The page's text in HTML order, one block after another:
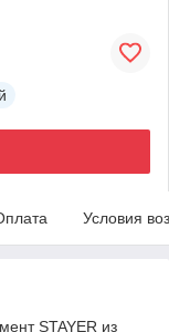
Условия
STAYER из